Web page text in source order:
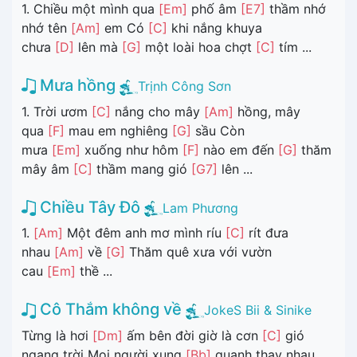
1. Chiều một mình qua [Em] phố âm [E7] thầm nhớ
nhớ tên [Am] em Có [C] khi nắng khuya
chưa [D] lên mà [G] một loài hoa chợt [C] tím ...
Mưa hồng
Trịnh Công Sơn
1. Trời ươm [C] nắng cho mây [Am] hồng, mây
qua [F] mau em nghiêng [G] sầu Còn
mưa [Em] xuống như hôm [F] nào em đến [G] thăm
mây âm [C] thầm mang gió [G7] lên ...
Chiều Tây Đô
Lam Phương
1. [Am] Một đêm anh mơ mình ríu [C] rít đưa
nhau [Am] về [G] Thăm quê xưa với vườn
cau [Em] thề ...
Cô Thắm không về
JokeS Bii & Sinike
Từng là hơi [Dm] ấm bên đời giờ là cơn [C] gió